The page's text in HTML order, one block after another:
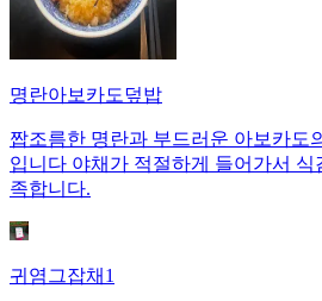
명란아보카도덮밥
짭조름한 명란과 부드러운 아보카도
입니다 야채가 적절하게 들어가서
족합니다.
귀염그잡채1